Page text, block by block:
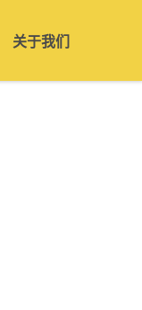
关于我们